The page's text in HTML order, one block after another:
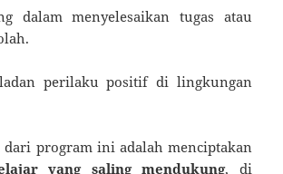
dalam menyelesaikan tugas atau
perilaku positif di lingkungan
program ini adalah menciptakan
yang saling mendukung, di